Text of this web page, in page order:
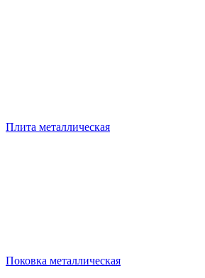
Плита металлическая
Поковка металлическая